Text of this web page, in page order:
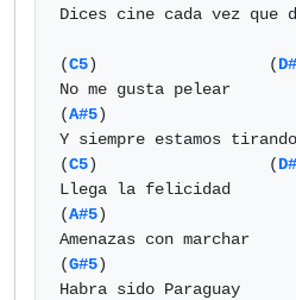
Dices cine cada vez que
(C5)                  (
No me gusta pelear
(A#5)
Y siempre estamos
(C5)                  (
Llega la felicidad
(A#5)
Amenazas con marchar
(G#5)
Habra sido Paraguay